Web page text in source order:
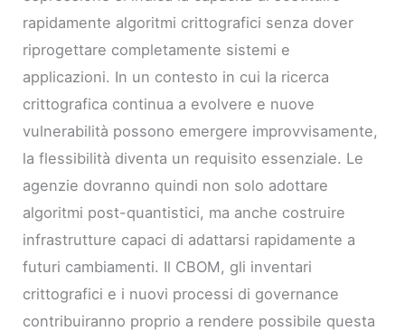
rapidamente algoritmi crittografici senza dover
riprogettare completamente sistemi e
applicazioni. In un contesto in cui la ricerca
crittografica continua a evolvere e nuove
vulnerabilità possono emergere improvvisamente,
la flessibilità diventa un requisito essenziale. Le
agenzie dovranno quindi non solo adottare
algoritmi post-quantistici, ma anche costruire
infrastrutture capaci di adattarsi rapidamente a
futuri cambiamenti. Il CBOM, gli inventari
crittografici e i nuovi processi di governance
contribuiranno proprio a rendere possibile questa